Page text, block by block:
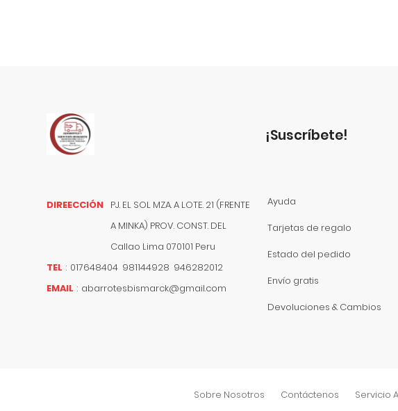
¡suscríbete!
DIREECCIÓN PJ. EL SOL MZA. A LOTE. 21 (FRENTE
A MINKA) PROV. CONST. DEL
Callao Lima 070101 Peru
TEL : 017648404 981144928 946282012
EMAIL : abarrotesbismarck@gmail.com
Ayuda
Tarjetas de regalo
Estado del pedido
Envío gratis
Devoluciones & Cambios
Sobre Nosotros Contáctenos Servicio